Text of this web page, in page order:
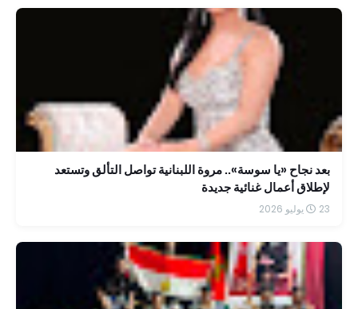
بعد نجاح «يا سوسة».. مروة اللبنانية تواصل التألق وتستعد
لإطلاق أعمال غنائية جديدة
23 يوليو 2026